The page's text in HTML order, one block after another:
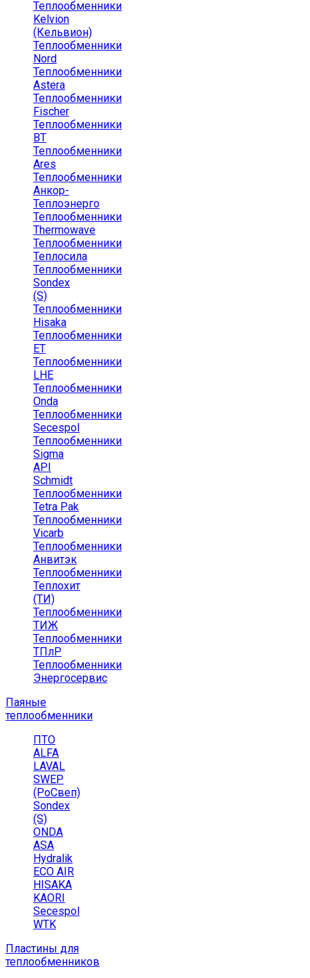
Теплообменники
Kelvion
(Кельвион)
Теплообменники
Nord
Теплообменники
Astera
Теплообменники
Fischer
Теплообменники
ВТ
Теплообменники
Ares
Теплообменники
Анкор-
Теплоэнерго
Теплообменники
Thermowave
Теплообменники
Теплосила
Теплообменники
Sondex
(S)
Теплообменники
Hisaka
Теплообменники
ЕТ
Теплообменники
LHE
Теплообменники
Onda
Теплообменники
Secespol
Теплообменники
Sigma
API
Schmidt
Теплообменники
Tetra Pak
Теплообменники
Vicarb
Теплообменники
Анвитэк
Теплообменники
Теплохит
(ТИ)
Теплообменники
ТИЖ
Теплообменники
ТПлР
Теплообменники
Энергосервис
Паяные
теплообменники
ПТО
ALFA
LAVAL
SWEP
(РоСвеп)
Sondex
(S)
ONDA
ASA
Hydralik
ECO AIR
HISAKA
KAORI
Secespol
WTK
Пластины для
теплообменников